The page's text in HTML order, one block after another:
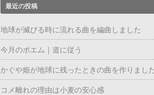
最近の投稿
地球が滅びる時に流れる曲を編曲しました
今月のポエム｜道に従う
かぐや姫が地球に残ったときの曲を作りまし
コメ離れの理由は小麦の安心感